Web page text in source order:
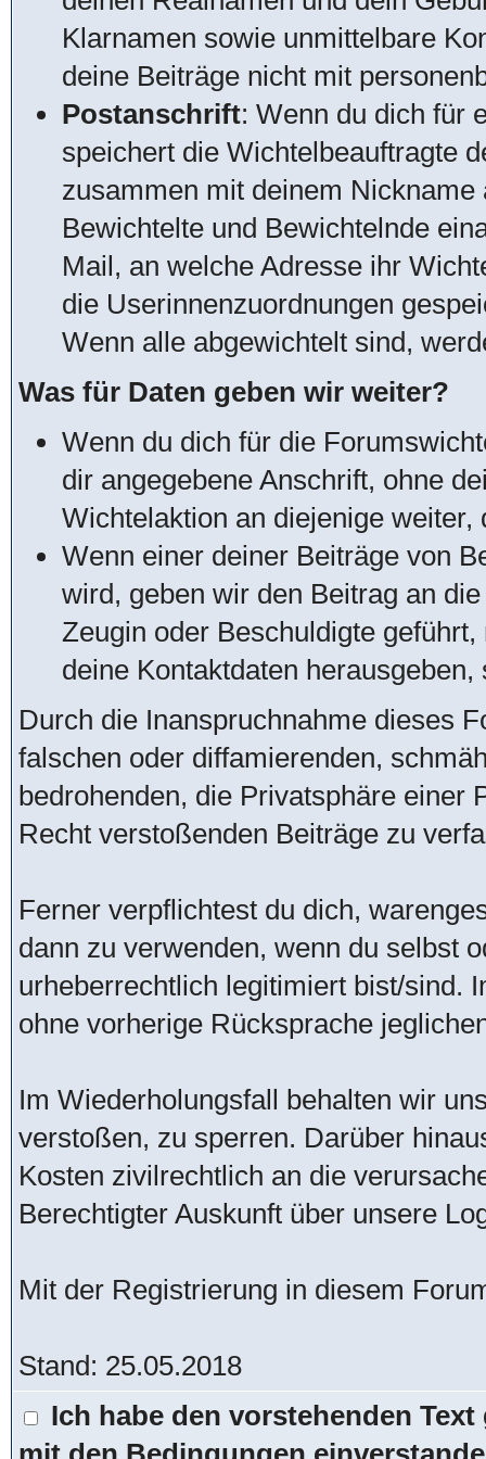
Klarnamen sowie unmittelbare
deine Beiträge nicht mit
Postanschrift: Wenn du dich für
speichert die Wichtelbeauftragte
zusammen mit deinem
Bewichtelte und Bewichtelnde
Mail, an welche Adresse ihr
die Userinnenzuordnungen
Wenn alle abgewichtelt sind,
Was für Daten geben wir weiter?
Wenn du dich für die
dir angegebene Anschrift, ohne
Wichtelaktion an diejenige weiter,
Wenn einer deiner Beiträge von
wird, geben wir den Beitrag an
Zeugin oder Beschuldigte
deine Kontaktdaten
Durch die Inanspruchnahme dieses
falschen oder diffamierenden,
bedrohenden, die Privatsphäre einer
Recht verstoßenden Beiträge zu
Ferner verpflichtest du dich,
dann zu verwenden, wenn du selbst
urheberrechtlich legitimiert bist/sind.
ohne vorherige Rücksprache
Im Wiederholungsfall behalten wir
verstoßen, zu sperren. Darüber
Kosten zivilrechtlich an die
Berechtigter Auskunft über unsere
Mit der Registrierung in diesem
Stand: 25.05.2018
Ich habe den vorstehenden